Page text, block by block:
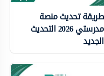
طريقة تحديث منصة
مدرستي 2026 التحديث
الجديد